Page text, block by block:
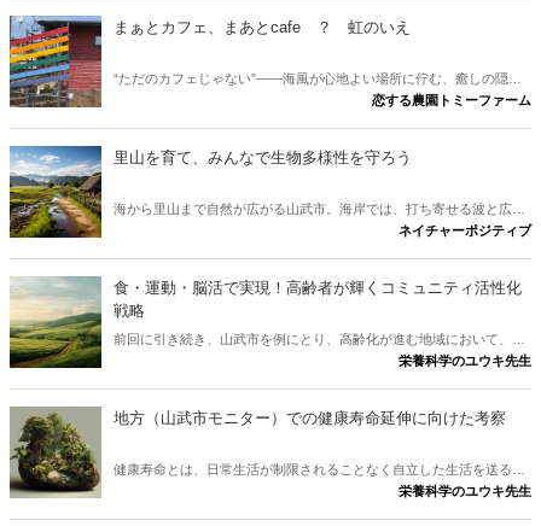
着想を得た物語です。登場人物は仮名で、一部に脚色を含みます。
まぁとカフェ、まあとcafe ？ 虹のいえ
“ただのカフェじゃない”——海風が心地よい場所に佇む、癒しの隠れ
恋する農園トミーファーム
里山を育て、みんなで生物多様性を守ろう
海から里山まで自然が広がる山武市。海岸では、打ち寄せる波と広い
砂浜で夕暮れには美しい夕日が海原を染めます。海岸沿いの松林を一
田んぼや畑の広がる里では、夏の夜にホタルが光を踊らせます。生き
ものと自然の風景が調和している状態こそが、生物多様性の恵みで
す。
ネイチャーポジティブ
食・運動・脳活で実現！高齢者が輝くコミュニティ活性化
戦略
前回に引き続き、山武市を例にとり、高齢化が進む地域において、住
民の健康寿命を効果的に延ばすための具体的な施策を、食、運動、脳
と推進計画を練ります。
栄養科学のユウキ先生
地方（山武市モニター）での健康寿命延伸に向けた考察
健康寿命とは、日常生活が制限されることなく自立した生活を送るこ
とができる期間を指す指標です。単に寿命を延ばすのでなく、健康状
栄養科学のユウキ先生